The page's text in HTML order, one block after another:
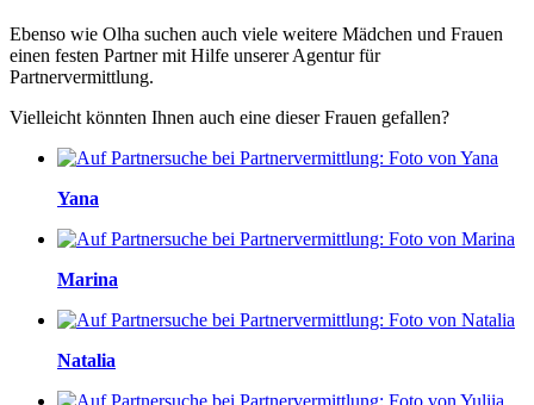
Ebenso wie Olha suchen auch viele weitere Mädchen und Frauen
einen festen Partner mit Hilfe unserer Agentur für
Partnervermittlung.
Vielleicht könnten Ihnen auch eine dieser Frauen gefallen?
Yana
Marina
Natalia